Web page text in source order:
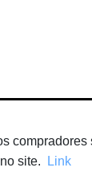
site.
Link